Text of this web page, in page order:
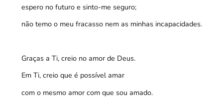
espero no futuro e sinto-me seguro;
não temo o meu fracasso nem as minhas incapacidades.
Graças a Ti, creio no amor de Deus.
Em Ti, creio que é possível amar
com o mesmo amor com que sou amado.